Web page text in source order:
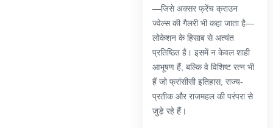
—जिसे अक्सर फ्रेंच क्राउन
ज्वेल्स की गैलरी भी कहा जाता है—
लोकेशन के हिसाब से अत्यंत
प्रतिष्ठित है। इसमें न केवल शाही
आभूषण हैं, बल्कि वे विशिष्ट रत्न भी
हैं जो फ्रांसीसी इतिहास, राज्य-
प्रतीक और राजमहल की परंपरा से
जुड़े रहे हैं।